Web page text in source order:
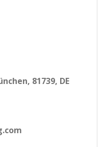
81739, DE